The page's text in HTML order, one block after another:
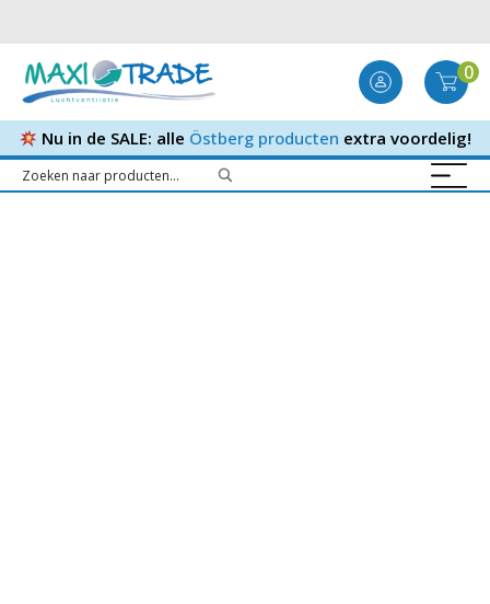
0
Nu in de SALE: alle Östberg producten extra voordelig!